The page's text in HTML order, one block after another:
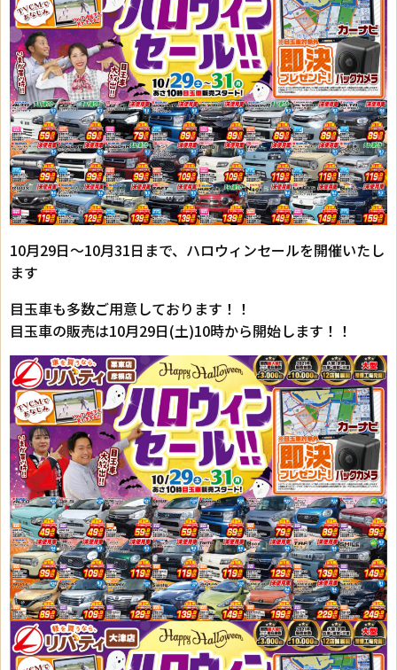
10月29日～10月31日まで、ハロウィンセールを開催いたし
ます
目玉車も多数ご用意しております！！
目玉車の販売は10月29日(土)10時から開始します！！